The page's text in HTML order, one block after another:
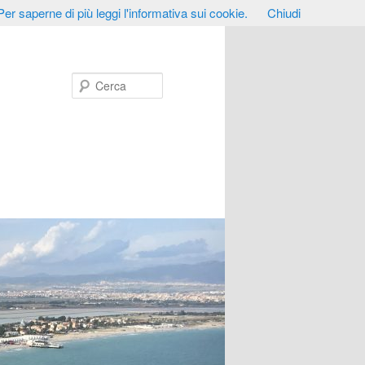
saperne di più leggi l'informativa sui cookie. Chiudi